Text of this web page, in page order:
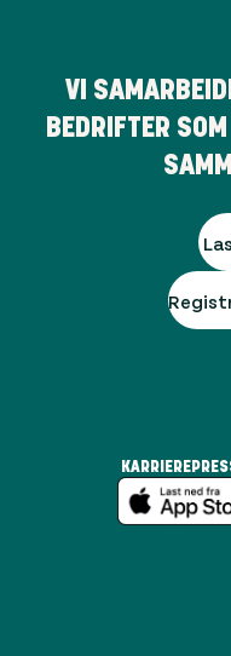
VI
BEDRIFTER
KARRIERE